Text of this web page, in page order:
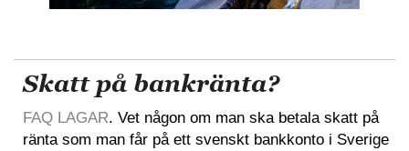
Skatt på bankränta?
FAQ LAGAR. Vet någon om man ska betala skatt på
ränta som man får på ett svenskt bankkonto i Sverige